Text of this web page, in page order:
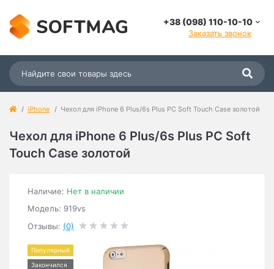
+38 (098) 110-10-10
Заказать звонок
iPhone Чехол для iPhone 6 Plus/6s Plus PC Soft Touch Case золотой
Чехол для iPhone 6 Plus/6s Plus PC Soft
Touch Case золотой
Наличие: Нет в наличии
Модель: 919vs
Отзывы: (0)
Популярный
Закончился